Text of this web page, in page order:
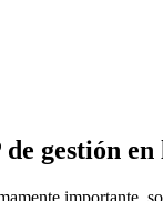
de gestión
importante,